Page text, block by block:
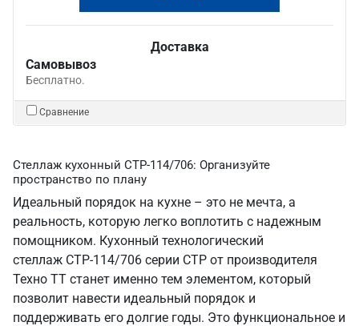
Доставка
Самовывоз
Бесплатно.
Сравнение
Стеллаж кухонный СТР-114/706: Организуйте
пространство по плану
Идеальный порядок на кухне – это не мечта, а
реальность, которую легко воплотить с надежным
помощником. Кухонный технологический
стеллаж СТР-114/706 серии СТР от производителя
Техно ТТ станет именно тем элементом, который
позволит навести идеальный порядок и
поддерживать его долгие годы. Это функциональное и